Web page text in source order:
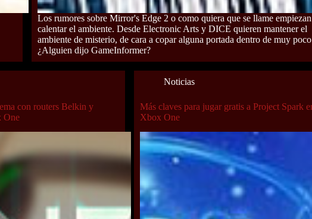
Los rumores sobre Mirror's Edge 2 o como quiera que se llame empiezan
calentar el ambiente. Desde Electronic Arts y DICE quieren mantener el
ambiente de misterio, de cara a copar alguna portada dentro de muy
¿Alguien dijo GameInformer?
con routers Belkin y
One
Noticias
Más claves para jugar gratis a Project Spark
Xbox One